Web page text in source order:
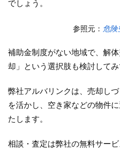
でしょう。
参照元： 危険
補助金制度がない地域で、解
却」という選択肢も検討してみ
弊社アルバリンクは、売却し
を活かし、空き家などの物件
たします。
相談・査定は弊社の無料サー